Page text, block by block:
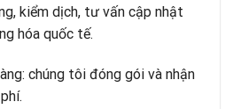
kiểm dịch, tư vấn cập nhật
hóa quốc tế.
chúng tôi đóng gói và nhận